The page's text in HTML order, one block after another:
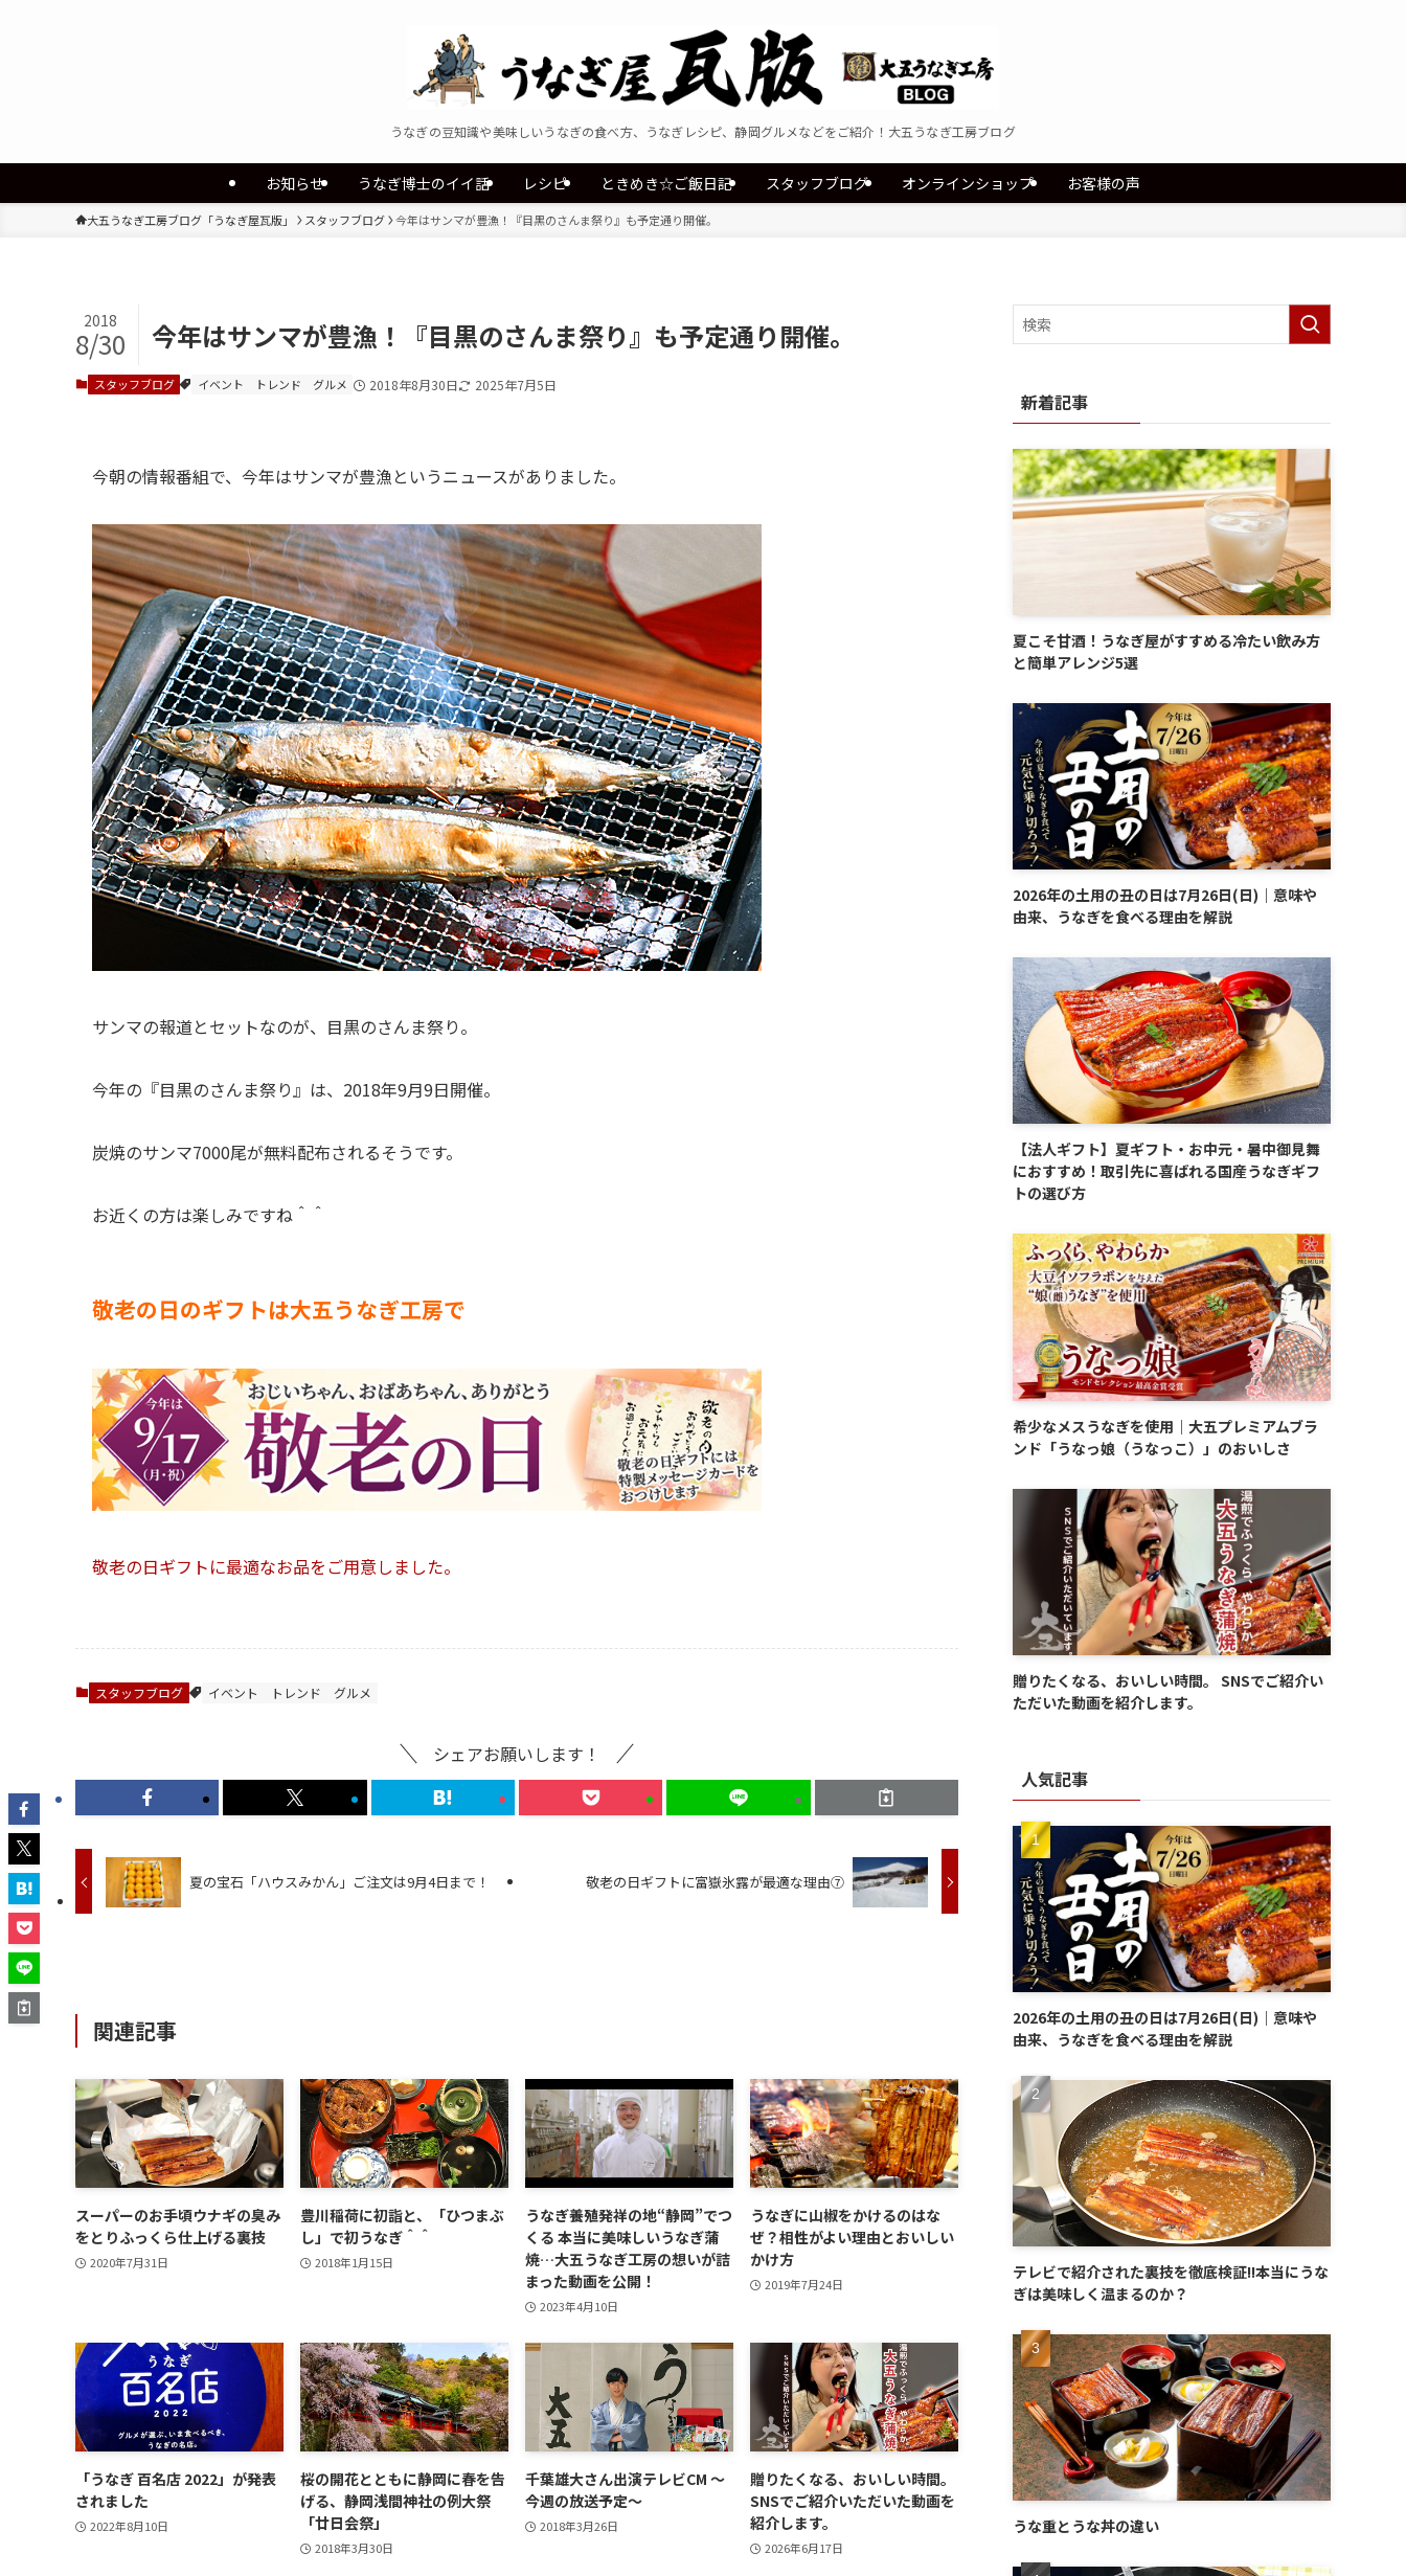
うなぎの豆知識や美味しいうなぎの食べ方、うなぎレシピ、静岡グルメなどをご紹介！大五うなぎ工房ブログ
お知らせ うなぎ博士のイイ話 レシピ ときめき☆ご飯日記 スタッフブログ オンラインショップ お客様の声
大五うなぎ工房ブログ「うなぎ屋瓦版」 スタッフブログ 今年はサンマが豊漁！『目黒のさんま祭り』も予定通り開催。
今年はサンマが豊漁！『目黒のさんま祭り』も予定通り開催。
2018
8/30
スタッフブログ イベント トレンド グルメ 2018年8月30日 2025年7月5日
今朝の情報番組で、今年はサンマが豊漁というニュースがありました。
サンマの報道とセットなのが、目黒のさんま祭り。
今年の『目黒のさんま祭り』は、2018年9月9日開催。
炭焼のサンマ7000尾が無料配布されるそうです。
お近くの方は楽しみですね＾＾
敬老の日のギフトは大五うなぎ工房で
敬老の日ギフトに最適なお品をご用意しました。
スタッフブログ イベント トレンド グルメ
シェアお願いします！
夏の宝石「ハウスみかん」ご注文は9月4日まで！ 敬老の日ギフトに富嶽氷露が最適な理由⑦
関連記事
スーパーのお手頃ウナギの臭み
をとりふっくら仕上げる裏技
2020年7月31日
豊川稲荷に初詣と、「ひつまぶ
し」で初うなぎ＾＾
2018年1月15日
うなぎ養殖発祥の地“静岡”でつ
くる 本当に美味しいうなぎ蒲
焼…大五うなぎ工房の想いが詰
まった動画を公開！
2023年4月10日
うなぎに山椒をかけるのはな
ぜ？相性がよい理由とおいしい
かけ方
2019年7月24日
「うなぎ 百名店 2022」が発表
されました
2022年8月10日
桜の開花とともに静岡に春を告
げる、静岡浅間神社の例大祭
「廿日会祭」
2018年3月30日
千葉雄大さん出演テレビCM ～
今週の放送予定～
2018年3月26日
贈りたくなる、おいしい時間。
SNSでご紹介いただいた動画を
紹介します。
2026年6月17日
新着記事
夏こそ甘酒！うなぎ屋がすすめる冷たい飲み方
と簡単アレンジ5選
2026年の土用の丑の日は7月26日(日)｜意味や
由来、うなぎを食べる理由を解説
【法人ギフト】夏ギフト・お中元・暑中御見舞
におすすめ！取引先に喜ばれる国産うなぎギフ
トの選び方
希少なメスうなぎを使用｜大五プレミアムブラ
ンド「うなっ娘（うなっこ）」のおいしさ
贈りたくなる、おいしい時間。 SNSでご紹介い
ただいた動画を紹介します。
人気記事
2026年の土用の丑の日は7月26日(日)｜意味や
由来、うなぎを食べる理由を解説
テレビで紹介された裏技を徹底検証!!本当にうな
ぎは美味しく温まるのか？
うな重とうな丼の違い